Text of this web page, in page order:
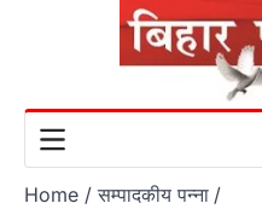
Home
सम्पादकीय पन्ना